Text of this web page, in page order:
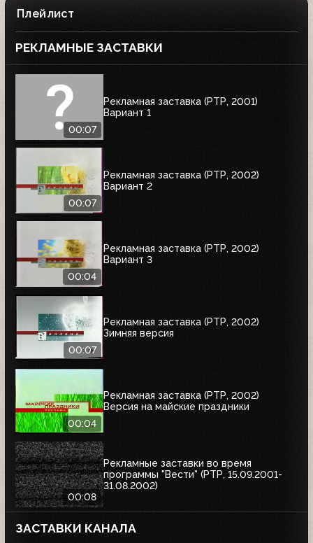
Плейлист
РЕКЛАМНЫЕ ЗАСТАВКИ
00:07
Рекламная заставка (РТР, 2001)
Вариант 1
00:07
Рекламная заставка (РТР, 2002)
Вариант 2
00:04
Рекламная заставка (РТР, 2002)
Вариант 3
00:07
Рекламная заставка (РТР, 2002)
Зимняя версия
00:04
Рекламная заставка (РТР, 2002)
Версия на майские праздники
00:08
Рекламные заставки во время
программы "Вести" (РТР, 15.09.2001-
31.08.2002)
ЗАСТАВКИ КАНАЛА